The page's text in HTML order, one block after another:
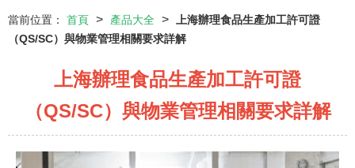
當前位置： 首頁 > 產品大全 >
上海辦理食品生產加工許可證
（QS/SC）與物業管理相關要求詳解
上海辦理食品生產加工許可證
（QS/SC）與物業管理相關要求詳解